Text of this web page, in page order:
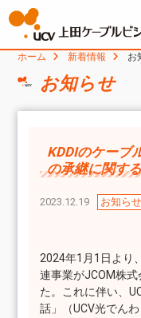
ホーム 新着情報 お
お知らせ
KDDIのケーブ
の承継に関す
2023.12.19 お知らせ
2024年1月1日より
連事業がJCOM株
た。これに伴い、
話」（UCV光でん